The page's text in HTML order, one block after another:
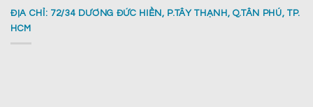
ĐỊA CHỈ: 72/34 DƯƠNG ĐỨC HIỀN, P.TÂY THẠNH, Q.TÂN PHÚ, TP.
HCM